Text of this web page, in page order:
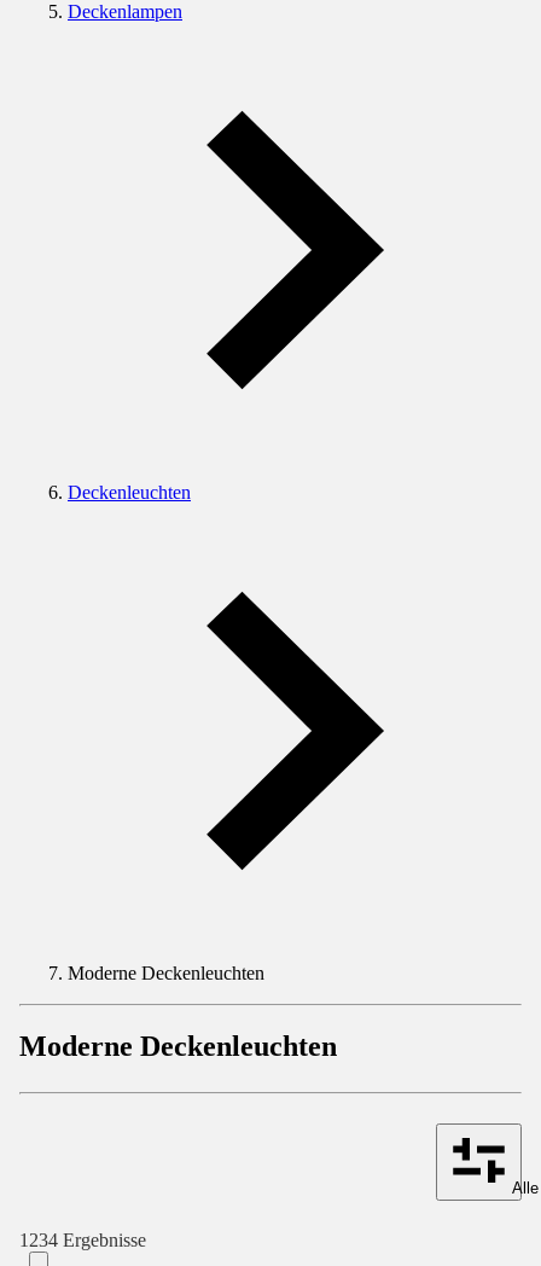
Deckenlampen
Deckenleuchten
Moderne Deckenleuchten
Moderne Deckenleuchten
1234 Ergebnisse